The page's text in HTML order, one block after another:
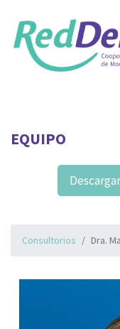
EQUIPO
Consultorios Dra.